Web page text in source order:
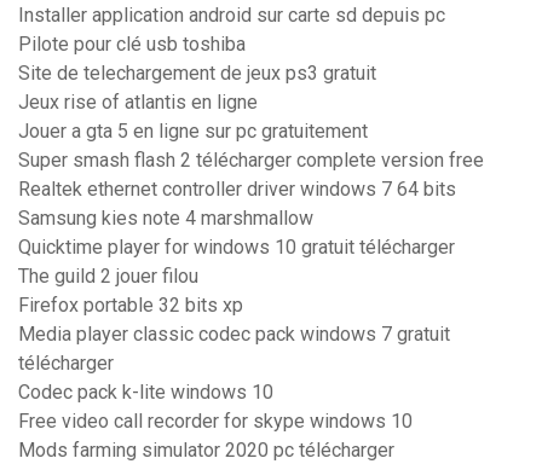
Installer application android sur carte sd depuis pc
Pilote pour clé usb toshiba
Site de telechargement de jeux ps3 gratuit
Jeux rise of atlantis en ligne
Jouer a gta 5 en ligne sur pc gratuitement
Super smash flash 2 télécharger complete version free
Realtek ethernet controller driver windows 7 64 bits
Samsung kies note 4 marshmallow
Quicktime player for windows 10 gratuit télécharger
The guild 2 jouer filou
Firefox portable 32 bits xp
Media player classic codec pack windows 7 gratuit
télécharger
Codec pack k-lite windows 10
Free video call recorder for skype windows 10
Mods farming simulator 2020 pc télécharger